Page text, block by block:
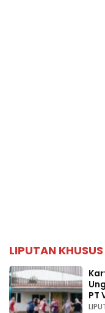
LIPUTAN KHUSUS
PT